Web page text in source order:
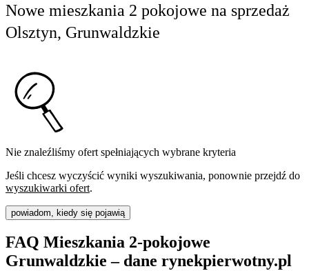
Nowe mieszkania 2 pokojowe na sprzedaż
Olsztyn, Grunwaldzkie
Nie znaleźliśmy ofert spełniających wybrane kryteria
Jeśli chcesz wyczyścić wyniki wyszukiwania, ponownie przejdź do
wyszukiwarki ofert.
powiadom, kiedy się pojawią
FAQ Mieszkania 2-pokojowe
Grunwaldzkie – dane rynekpierwotny.pl